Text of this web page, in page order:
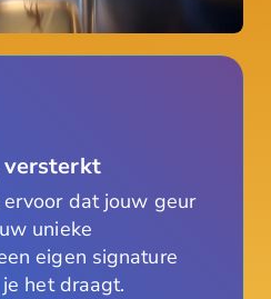
dat jouw geur
unieke
eigen signature
het draagt.